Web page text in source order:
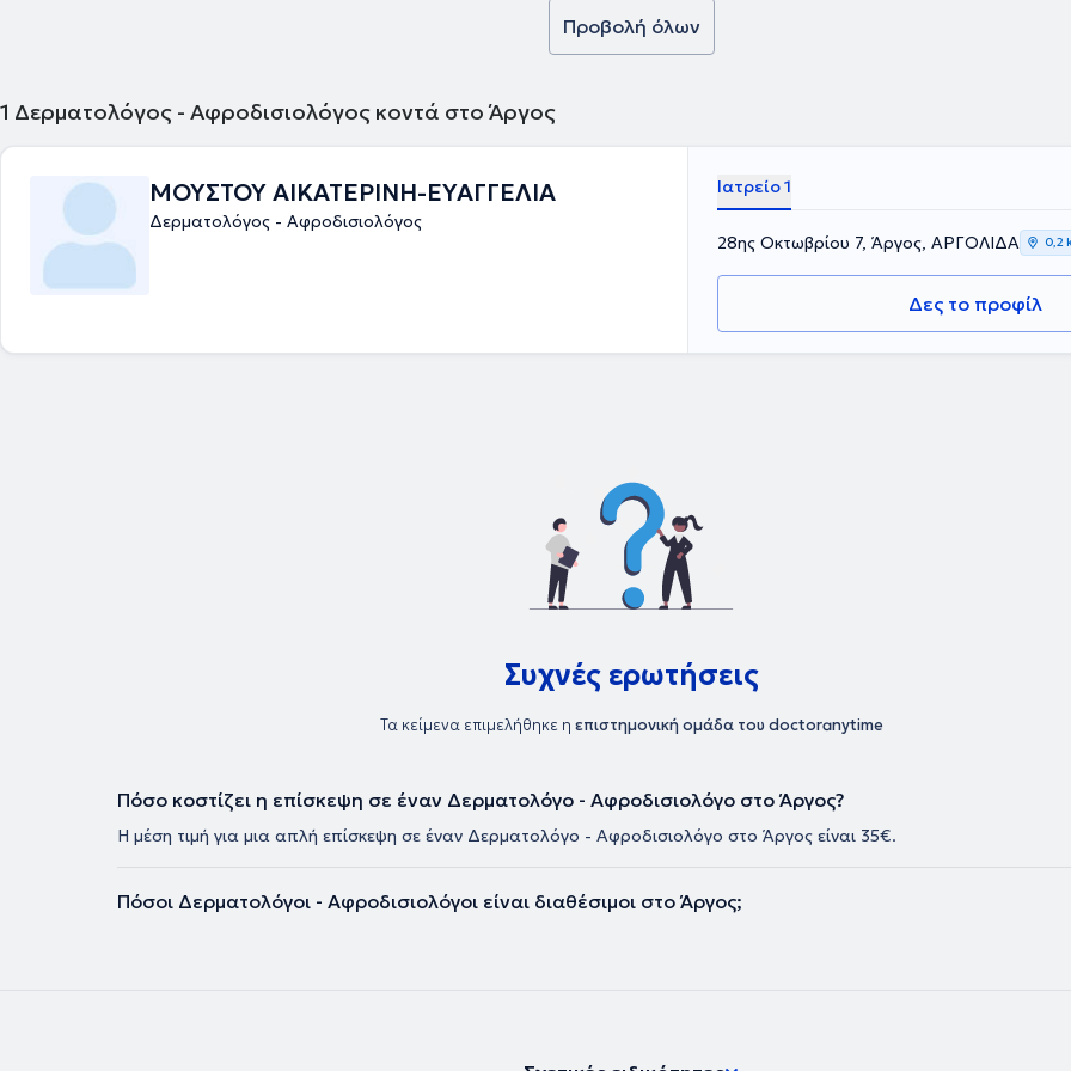
Προβολή όλων
1 Δερματολόγος - Αφροδισιολόγος κοντά στο Άργος
ΜΟΥΣΤΟΥ ΑΙΚΑΤΕΡΙΝΗ-ΕΥΑΓΓΕΛΙΑ
Δερματολόγος - Αφροδισιολόγος
Ιατρείο 1
28ης Οκτωβρίου 7, Άργος, ΑΡΓΟΛΙΔΑ 0,2
Δες το προφίλ
Συχνές ερωτήσεις
Τα κείμενα επιμελήθηκε η επιστημονική ομάδα του doctoranytime
Πόσο κοστίζει η επίσκεψη σε έναν Δερματολόγο - Αφροδισιολόγο στο Άργος?
Η μέση τιμή για μια απλή επίσκεψη σε έναν Δερματολόγο - Αφροδισιολόγο στο Άργος είναι 35€.
Πόσοι Δερματολόγοι - Αφροδισιολόγοι είναι διαθέσιμοι στο Άργος;